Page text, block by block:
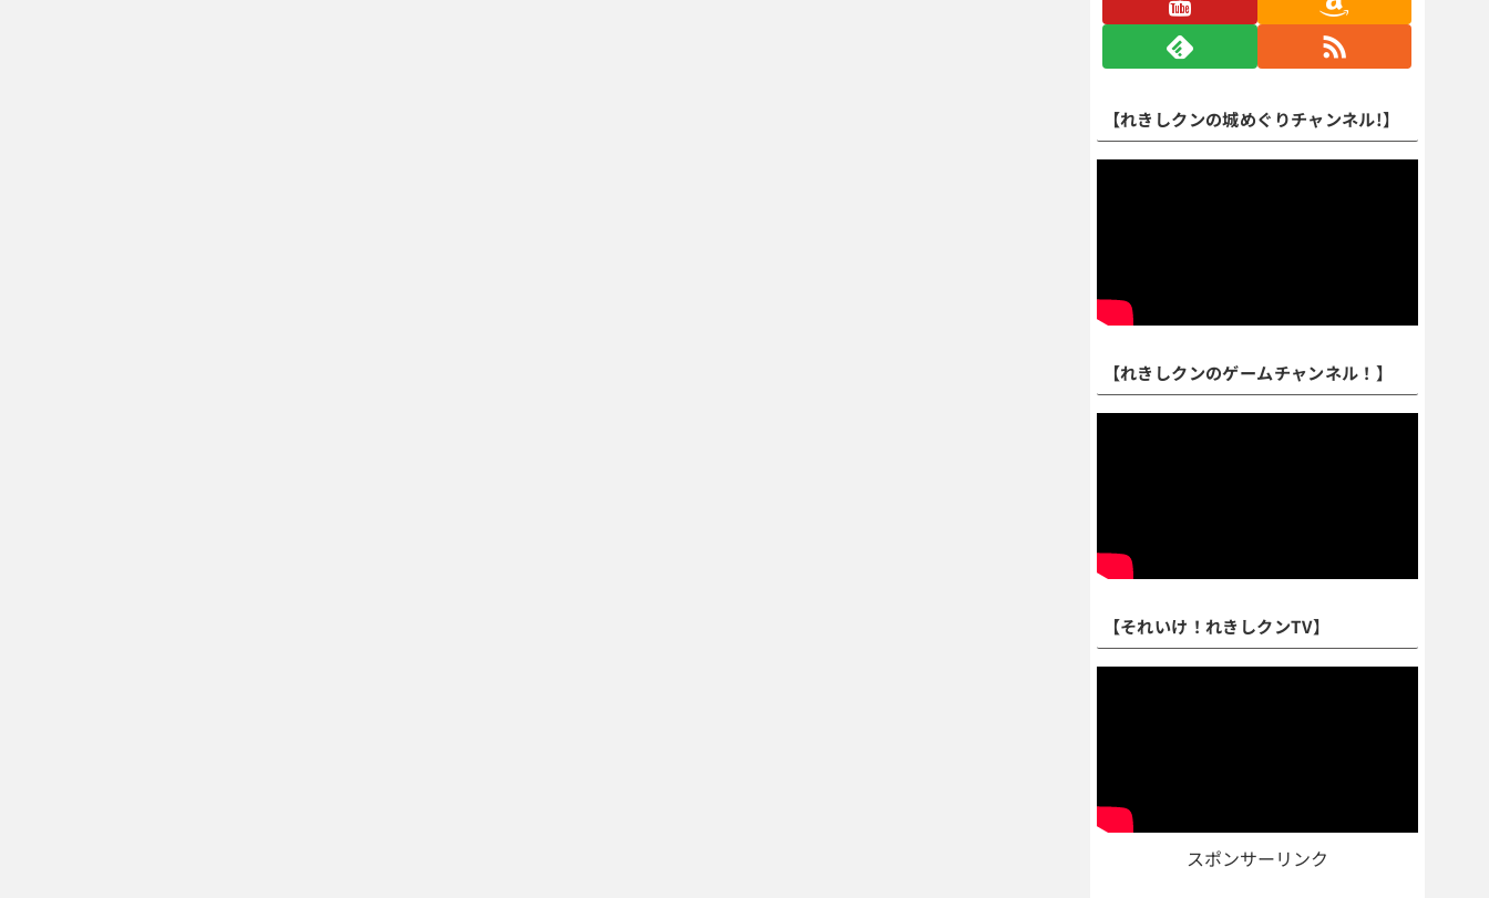
【れきしクンの城めぐりチャンネル!】
【れきしクンのゲームチャンネル！】
【それいけ！れきしクンTV】
スポンサーリンク